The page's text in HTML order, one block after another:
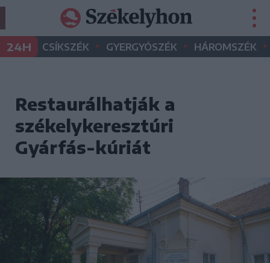
24H CSÍKSZÉK • GYERGYÓSZÉK • HÁROMSZÉK •
Restaurálhatják a
székelykeresztúri
Gyárfás-kúriát